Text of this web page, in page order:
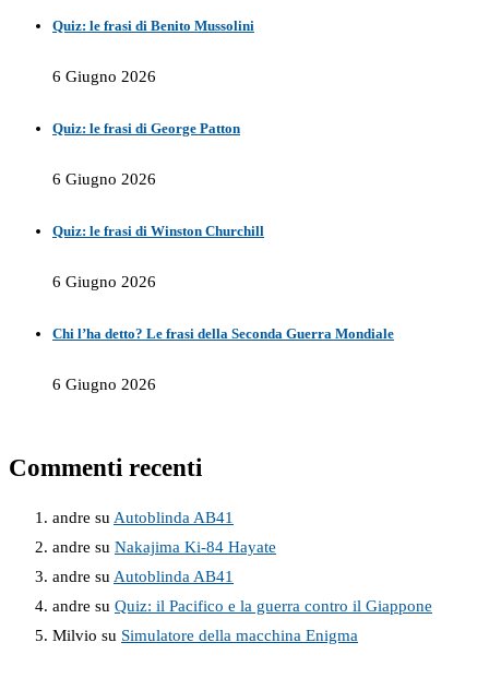
Quiz: le frasi di Benito Mussolini
6 Giugno 2026
Quiz: le frasi di George Patton
6 Giugno 2026
Quiz: le frasi di Winston Churchill
6 Giugno 2026
Chi l’ha detto? Le frasi della Seconda Guerra Mondiale
6 Giugno 2026
Commenti recenti
andre su Autoblinda AB41
andre su Nakajima Ki-84 Hayate
andre su Autoblinda AB41
andre su Quiz: il Pacifico e la guerra contro il Giappone
Milvio su Simulatore della macchina Enigma